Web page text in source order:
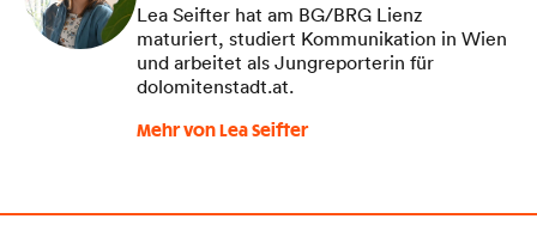
Lea Seifter hat am BG/BRG Lienz
maturiert, studiert Kommunikation in Wien
und arbeitet als Jungreporterin für
dolomitenstadt.at.
Mehr von Lea Seifter